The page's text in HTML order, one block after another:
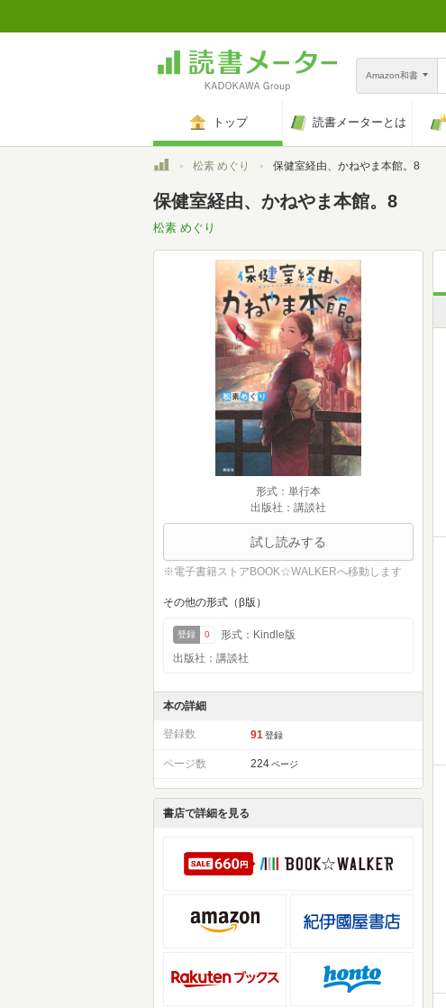
Amazon和書
トップ 読書メーターとは
トップ松素 めぐり 保健室経由、かねやま本館。8
保健室経由、かねやま本館。8
松素 めぐり
形式：単行本
出版社：講談社
試し読みする
※電子書籍ストアBOOK☆WALKERへ移動します
その他の形式（β版）
登録 0
形式：Kindle版
出版社：講談社
本の詳細
登録数 91 登録
ページ数 224 ページ
書店で詳細を見る